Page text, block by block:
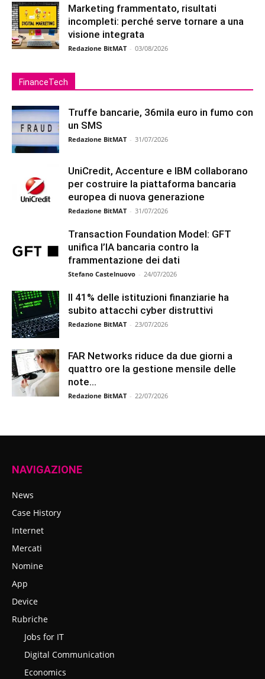
Marketing frammentato, risultati
incompleti: perché serve tornare a una
visione integrata
Redazione BitMAT - 03/08/2026
FinanceTech
Truffe bancarie, 36mila euro in fumo con
un SMS
Redazione BitMAT - 31/07/2026
UniCredit, Accenture e IBM collaborano
per costruire la piattaforma bancaria
europea di nuova generazione
Redazione BitMAT - 31/07/2026
Transaction Foundation Model: GFT
unifica l’IA bancaria contro la
frammentazione dei dati
Stefano Castelnuovo - 24/07/2026
Il 41% delle istituzioni finanziarie ha
subito attacchi cyber distruttivi
Redazione BitMAT - 23/07/2026
FAR Networks riduce da due giorni a
quattro ore la gestione mensile delle
note...
Redazione BitMAT - 22/07/2026
NAVIGAZIONE
News
Case History
Internet
Mercati
Nomine
App
Device
Rubriche
Jobs for IT
Digital Communication
Economics